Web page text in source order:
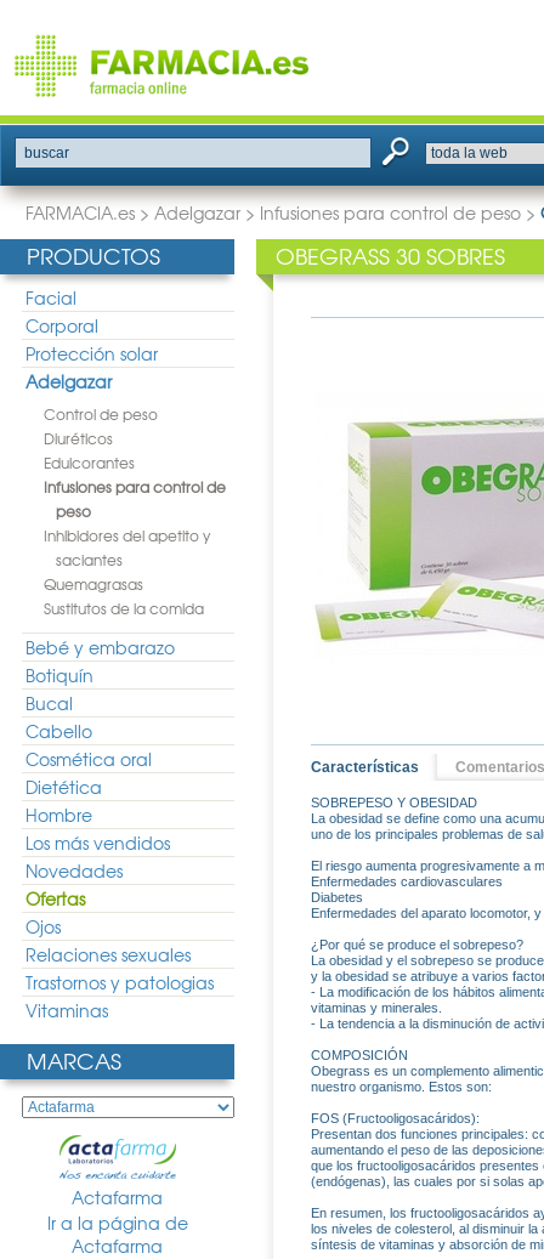
buscar
FARMACIA.es > Adelgazar > Infusiones para control de peso >
PRODUCTOS
Facial
Corporal
Protección solar
Adelgazar
Control de peso
Diuréticos
Edulcorantes
Infusiones para control de
peso
Inhibidores del apetito y
saciantes
Quemagrasas
Sustitutos de la comida
Bebé y embarazo
Botiquín
Bucal
Cabello
Cosmética oral
Dietética
Hombre
Los más vendidos
Novedades
Ofertas
Ojos
Relaciones sexuales
Trastornos y patologias
Vitaminas
MARCAS
Actafarma
Ir a la página de
Actafarma
OBEGRASS 30 SOBRES
Características Comentarios
SOBREPESO Y OBESIDAD
La obesidad se define como una
uno de los principales problemas de
El riesgo aumenta progresivamente a
Enfermedades cardiovasculares
Diabetes
Enfermedades del aparato locomotor,
¿Por qué se produce el sobrepeso?
La obesidad y el sobrepeso se
y la obesidad se atribuye a varios
- La modificación de los hábitos
vitaminas y minerales.
- La tendencia a la disminución de
COMPOSICIÓN
Obegrass es un complemento
nuestro organismo. Estos son:
FOS (Fructooligosacáridos):
Presentan dos funciones principales:
aumentando el peso de las
que los fructooligosacáridos
(endógenas), las cuales por si solas
En resumen, los fructooligosacáridos
los niveles de colesterol, al disminuir
síntesis de vitaminas y absorción de